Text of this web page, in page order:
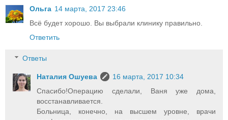
Ольга 14 марта, 2017 23:46
Всё будет хорошо. Вы выбрали клинику правильно.
Ответить
Ответы
Наталия Ошуева
16 марта, 2017 10:34
Спасибо!Операцию сделали, Ваня уже дома,
восстанавливается.
Больница, конечно, на высшем уровне, врачи